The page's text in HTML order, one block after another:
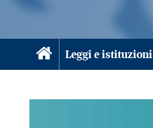
Leggi e istituzioni